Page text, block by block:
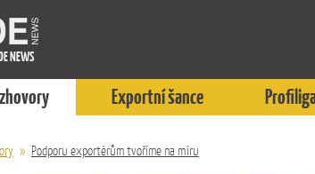
NEWS
Exportní šance
» Podporu exportérům tvoříme na míru